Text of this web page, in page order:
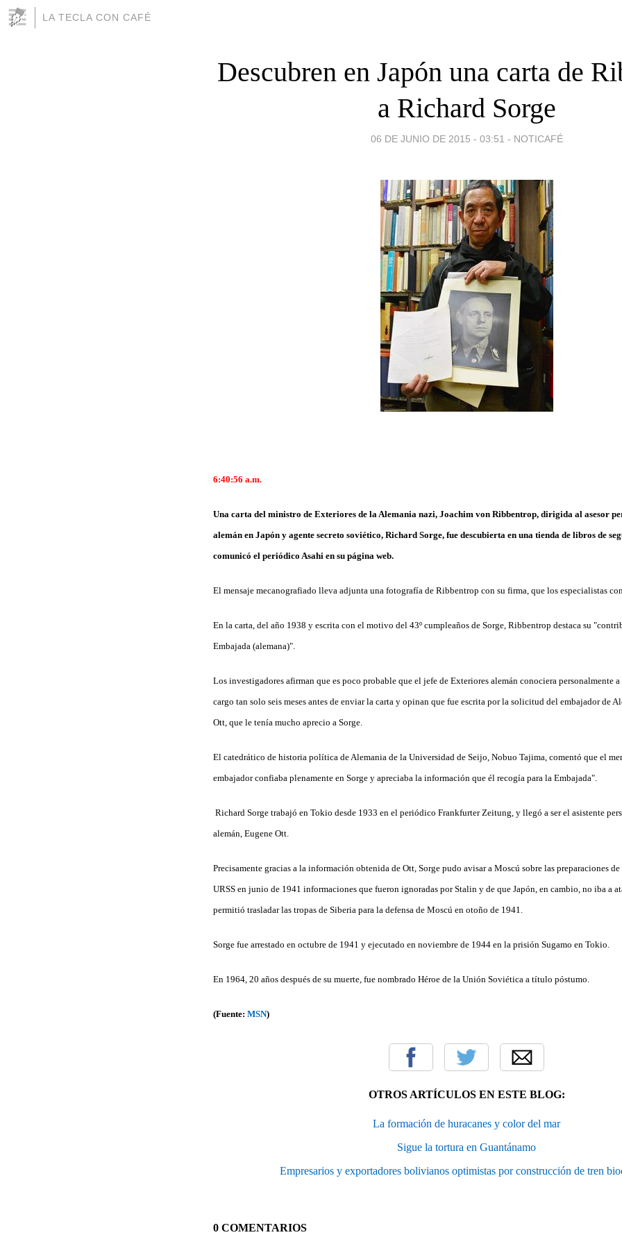
LA TECLA CON CAFÉ
Descubren en Japón una carta de
a Richard Sorge
06 DE JUNIO DE 2015 - 03:51 - NOTICAFÉ
6:40:56 a.m.
Una carta del ministro de Exteriores de la Alemania nazi, Joachim von Ribbentrop, dirigida al asesor
alemán en Japón y agente secreto soviético, Richard Sorge, fue descubierta en una tienda de libros de
comunicó el periódico Asahi en su página web.
El mensaje mecanografiado lleva adjunta una fotografía de Ribbentrop con su firma, que los especialistas
En la carta, del año 1938 y escrita con el motivo del 43º cumpleaños de Sorge, Ribbentrop destaca su
Embajada (alemana)".
Los investigadores afirman que es poco probable que el jefe de Exteriores alemán conociera personalmente
cargo tan solo seis meses antes de enviar la carta y opinan que fue escrita por la solicitud del embajador de
Ott, que le tenía mucho aprecio a Sorge.
El catedrático de historia política de Alemania de la Universidad de Seijo, Nobuo Tajima, comentó que el
embajador confiaba plenamente en Sorge y apreciaba la información que él recogía para la Embajada".
Richard Sorge trabajó en Tokio desde 1933 en el periódico Frankfurter Zeitung, y llegó a ser el asistente
alemán, Eugene Ott.
Precisamente gracias a la información obtenida de Ott, Sorge pudo avisar a Moscú sobre las preparaciones
URSS en junio de 1941 informaciones que fueron ignoradas por Stalin y de que Japón, en cambio, no iba a
permitió trasladar las tropas de Siberia para la defensa de Moscú en otoño de 1941.
Sorge fue arrestado en octubre de 1941 y ejecutado en noviembre de 1944 en la prisión Sugamo en Tokio.
En 1964, 20 años después de su muerte, fue nombrado Héroe de la Unión Soviética a título póstumo.
(Fuente: MSN)
OTROS ARTÍCULOS EN ESTE BLOG:
La formación de huracanes y color del mar
Sigue la tortura en Guantánamo
Empresarios y exportadores bolivianos optimistas por construcción de tren
0 COMENTARIOS